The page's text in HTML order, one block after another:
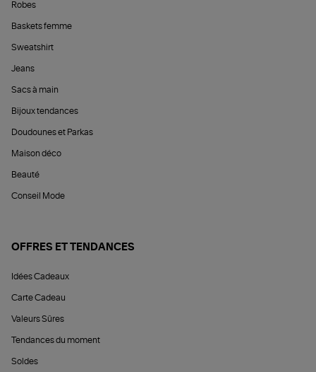
Robes
Baskets femme
Sweatshirt
Jeans
Sacs à main
Bijoux tendances
Doudounes et Parkas
Maison déco
Beauté
Conseil Mode
OFFRES ET TENDANCES
Idées Cadeaux
Carte Cadeau
Valeurs Sûres
Tendances du moment
Soldes